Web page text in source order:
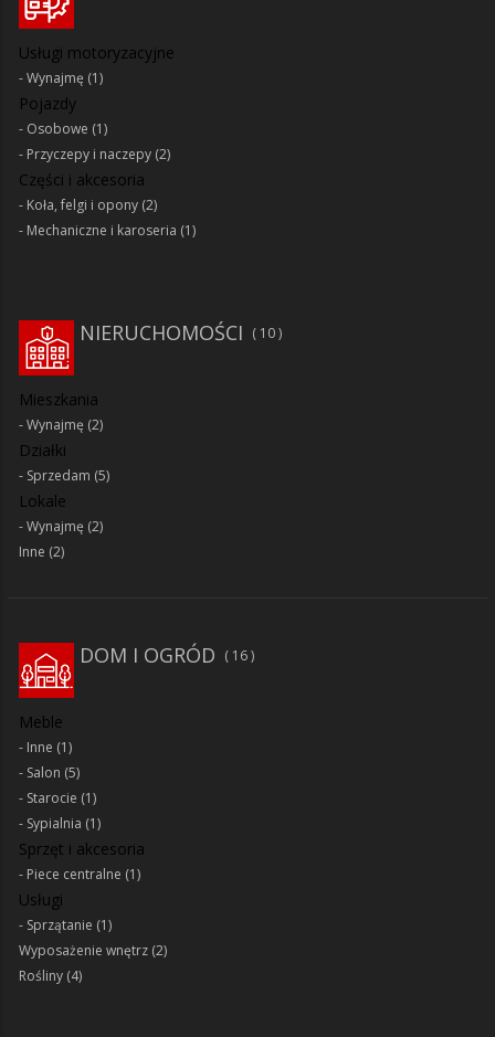
Usługi motoryzacyjne
Wynajmę (1)
Pojazdy
Osobowe (1)
Przyczepy i naczepy (2)
Części i akcesoria
Koła, felgi i opony (2)
Mechaniczne i karoseria (1)
NIERUCHOMOŚCI 10
Mieszkania
Wynajmę (2)
Działki
Sprzedam (5)
Lokale
Wynajmę (2)
Inne (2)
DOM I OGRÓD 16
Meble
Inne (1)
Salon (5)
Starocie (1)
Sypialnia (1)
Sprzęt i akcesoria
Piece centralne (1)
Usługi
Sprzątanie (1)
Wyposażenie wnętrz (2)
Rośliny (4)